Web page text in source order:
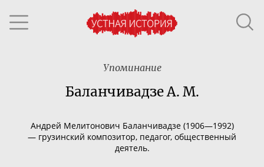
Упоминание
Баланчивадзе А. М.
Андрей Мелитонович Баланчивадзе (1906—1992)
— грузинский композитор, педагог, общественный
деятель.